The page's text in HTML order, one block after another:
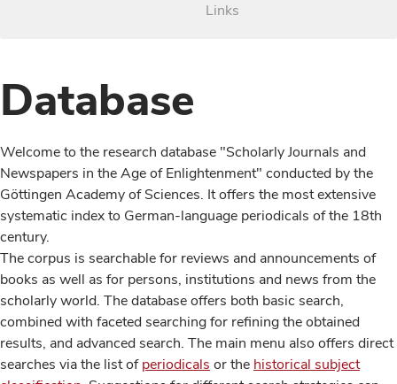
Links
Database
Welcome to the research database "Scholarly Journals and
Newspapers in the Age of Enlightenment" conducted by the
Göttingen Academy of Sciences. It offers the most extensive
systematic index to German-language periodicals of the 18th
century.
The corpus is searchable for reviews and announcements of
books as well as for persons, institutions and news from the
scholarly world. The database offers both basic search,
combined with faceted searching for refining the obtained
results, and advanced search. The main menu also offers direct
searches via the list ofperiodicals or the historical subject